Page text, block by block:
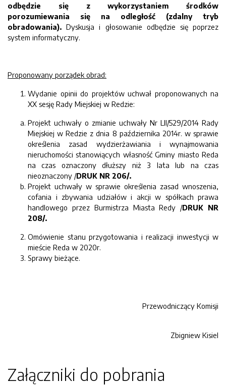
odbędzie się z wykorzystaniem środków
porozumiewania się na odległość (zdalny tryb
obradowania).Dyskusja i głosowanie odbędzie się poprzez
system informatyczny.
Proponowany porządek obrad:
Wydanie opinii do projektów uchwał proponowanych na
XX sesję Rady Miejskiej w Redzie:
Projekt uchwały o zmianie uchwały Nr LII/529/2014 Rady
Miejskiej w Redzie z dnia 8 października 2014r. w sprawie
określenia zasad wydzierżawiania i wynajmowania
nieruchomości stanowiących własność Gminy miasto Reda
na czas oznaczony dłuższy niż 3 lata lub na czas
nieoznaczony /DRUK NR 206/.
Projekt uchwały w sprawie określenia zasad wnoszenia,
cofania i zbywania udziałów i akcji w spółkach prawa
handlowego przez Burmistrza Miasta Redy /DRUK NR
208/.
Omówienie stanu przygotowania i realizacji inwestycji w
mieście Reda w 2020r.
Sprawy bieżące.
Przewodniczący Komisji
Zbigniew Kisiel
Załączniki do pobrania